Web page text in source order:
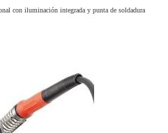
con iluminación integrada y punta de soldadura